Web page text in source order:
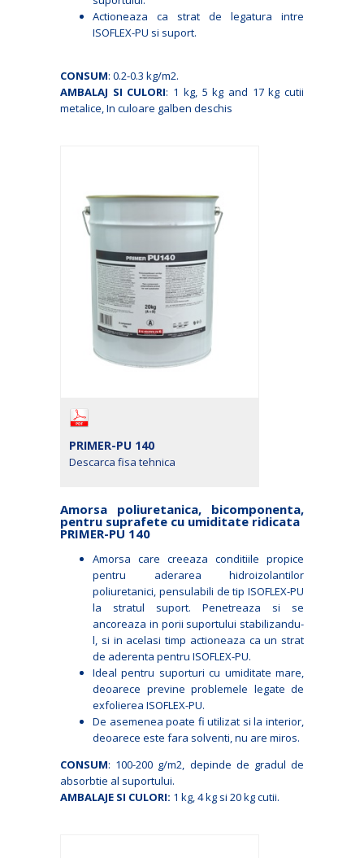
Actioneaza ca strat de legatura intre
ISOFLEX-PU si suport.
CONSUM: 0.2-0.3 kg/m2.
AMBALAJ SI CULORI: 1 kg, 5 kg and 17 kg cutii
metalice, In culoare galben deschis
PRIMER-PU 140
Descarca fisa tehnica
Amorsa poliuretanica, bicomponenta,
pentru suprafete cu umiditate ridicata
PRIMER-PU 140
Amorsa care creeaza conditiile propice
pentru aderarea hidroizolantilor
poliuretanici, pensulabili de tip ISOFLEX-PU
la stratul suport. Penetreaza si se
ancoreaza in porii suportului stabilizandu-
l, si in acelasi timp actioneaza ca un strat
de aderenta pentru ISOFLEX-PU.
Ideal pentru suporturi cu umiditate mare,
deoarece previne problemele legate de
exfolierea ISOFLEX-PU.
De asemenea poate fi utilizat si la interior,
deoarece este fara solventi, nu are miros.
CONSUM: 100-200 g/m2, depinde de gradul de
absorbtie al suportului.
AMBALAJE SI CULORI: 1 kg, 4 kg si 20 kg cutii.